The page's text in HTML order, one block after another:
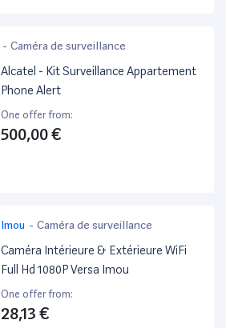
- Caméra de surveillance
Alcatel - Kit Surveillance Appartement
Phone Alert
One offer from:
500,00 €
Imou - Caméra de surveillance
Caméra Intérieure & Extérieure WiFi
Full Hd 1080P Versa Imou
One offer from:
28,13 €